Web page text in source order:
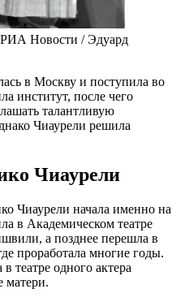
Новости / Эдуард
в Москву и поступила во
институт, после чего
талантливую
Чиаурели решила
Чиаурели
Чиаурели начала именно на
в Академическом театре
а позднее перешла в
проработала многие годы.
театре одного актера
матери.